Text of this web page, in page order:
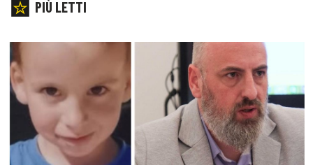
PIÙ LETTI